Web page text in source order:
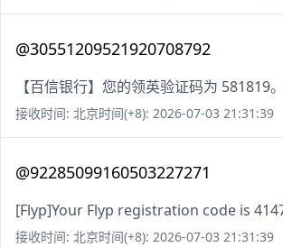
@30551209521920708792
【百信银行】您的领英验证码为 581819。
接收时间: 北京时间(+8): 2026-07-03 21:31:39
@92285099160503227271
[Flyp]Your Flyp registration code is
接收时间: 北京时间(+8): 2026-07-03 21:31:39